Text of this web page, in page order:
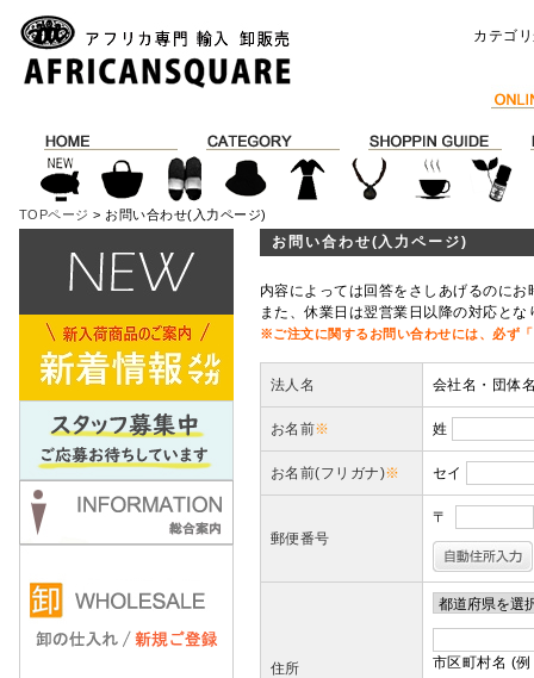
カテゴ
TOPページ > お問い合わせ(入力ページ)
お問い合わせ(入力ページ)
内容によっては回答をさしあげるのに
また、休業日は翌営業日以降の対応と
※ご注文に関するお問い合わせには、必ず
法人名 会社名・団体
お名前※ 姓
お名前(フリガナ)※ セイ
郵便番号
〒
住所 市区町村名 (